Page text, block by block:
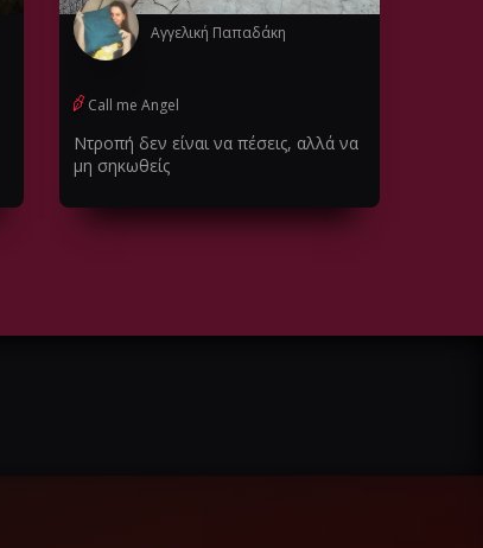
Αγγελική Παπαδάκη
Call me Angel
Ντροπή δεν είναι να πέσεις, αλλά να
μη σηκωθείς